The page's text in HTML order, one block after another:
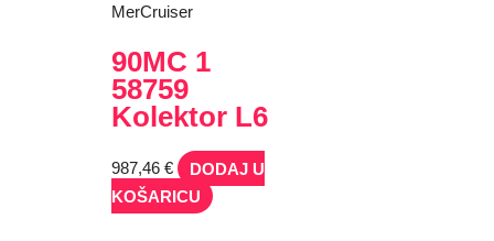
MerCruiser
90MC 1
58759
Kolektor L6
987,46€
DODAJ U
KOŠARICU